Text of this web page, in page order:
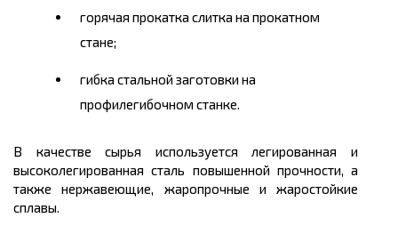
горячая прокатка слитка на прокатном
стане;
гибка стальной заготовки на
профилегибочном станке.
В качестве сырья используется легированная и
высоколегированная сталь повышенной прочности, а
также нержавеющие, жаропрочные и жаростойкие
сплавы.